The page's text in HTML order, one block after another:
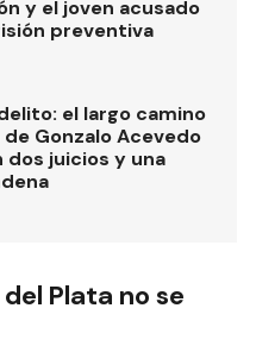
y el joven acusado
preventiva
el largo camino
Gonzalo Acevedo
dos juicios y una
Plata no se